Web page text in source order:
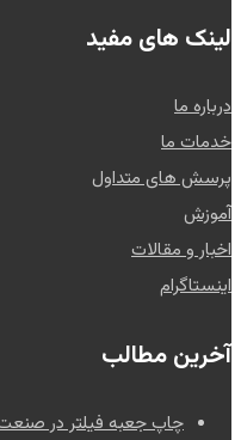
لینک های مفید
درباره ما
خدمات ما
پرسش های متداول
آموزش
اخبار و مقالات
اینستاگرام
آخرین مطالب
چاپ جعبه فیلتر در